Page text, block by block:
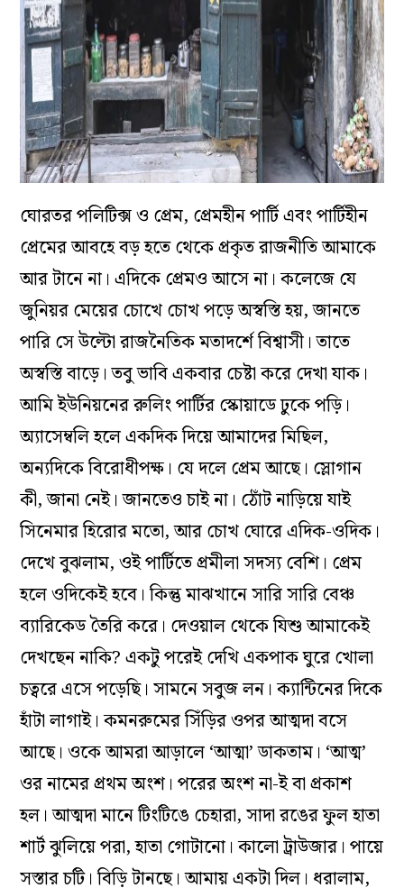
ঘোরতর পলিটিক্স ও প্রেম, প্রেমহীন পার্টি এবং পার্টিহীন
প্রেমের আবহে বড় হতে থেকে প্রকৃত রাজনীতি আমাকে
আর টানে না। এদিকে প্রেমও আসে না। কলেজে যে
জুনিয়র মেয়ের চোখে চোখ পড়ে অস্বস্তি হয়, জানতে
পারি সে উল্টো রাজনৈতিক মতাদর্শে বিশ্বাসী। তাতে
অস্বস্তি বাড়ে। তবু ভাবি একবার চেষ্টা করে দেখা যাক।
আমি ইউনিয়নের রুলিং পার্টির স্কোয়াডে ঢুকে পড়ি।
অ্যাসেম্বলি হলে একদিক দিয়ে আমাদের মিছিল,
অন্যদিকে বিরোধীপক্ষ। যে দলে প্রেম আছে। স্লোগান
কী, জানা নেই। জানতেও চাই না। ঠোঁট নাড়িয়ে যাই
সিনেমার হিরোর মতো, আর চোখ ঘোরে এদিক-ওদিক।
দেখে বুঝলাম, ওই পার্টিতে প্রমীলা সদস্য বেশি। প্রেম
হলে ওদিকেই হবে। কিন্তু মাঝখানে সারি সারি বেঞ্চ
ব্যারিকেড তৈরি করে। দেওয়াল থেকে যিশু আমাকেই
দেখছেন নাকি? একটু পরেই দেখি একপাক ঘুরে খোলা
চত্বরেএসে পড়েছি। সামনে সবুজ লন। ক্যান্টিনের দিকে
হাঁটা লাগাই। কমনরুমের সিঁড়ির ওপর আত্মদা বসে
আছে। ওকে আমরা আড়ালে ‘আত্মা’ ডাকতাম। ‘আত্ম’
ওর নামের প্রথম অংশ। পরের অংশ না-ই বা প্রকাশ
হল। আত্মদা মানে টিংটিঙে চেহারা, সাদা রঙের ফুল হাতা
শার্ট ঝুলিয়ে পরা, হাতা গোটানো। কালো ট্রাউজার। পায়ে
সস্তার চটি। বিড়ি টানছে। আমায় একটা দিল। ধরালাম,